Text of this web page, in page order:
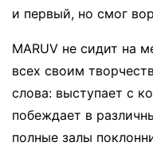
и первый, но смог
MARUV не сидит на
всех своим
слова: выступает с
побеждает в
полные залы